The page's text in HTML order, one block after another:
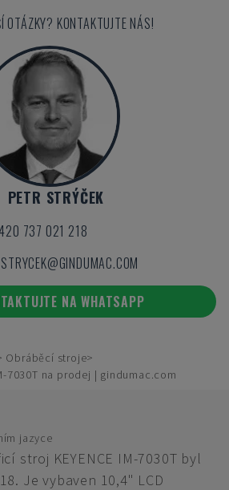
OTÁZKY? KONTAKTUJTE NÁS!
PETR STRÝČEK
737 021 218
NA WHATSAPP
Obráběcí stroje
7030T na prodej | gindumac.com
jazyce
stroj KEYENCE IM-7030T byl
Je vybaven 10,4" LCD